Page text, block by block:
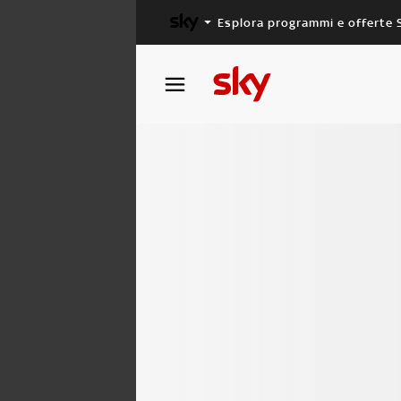
Esplora programmi e offerte